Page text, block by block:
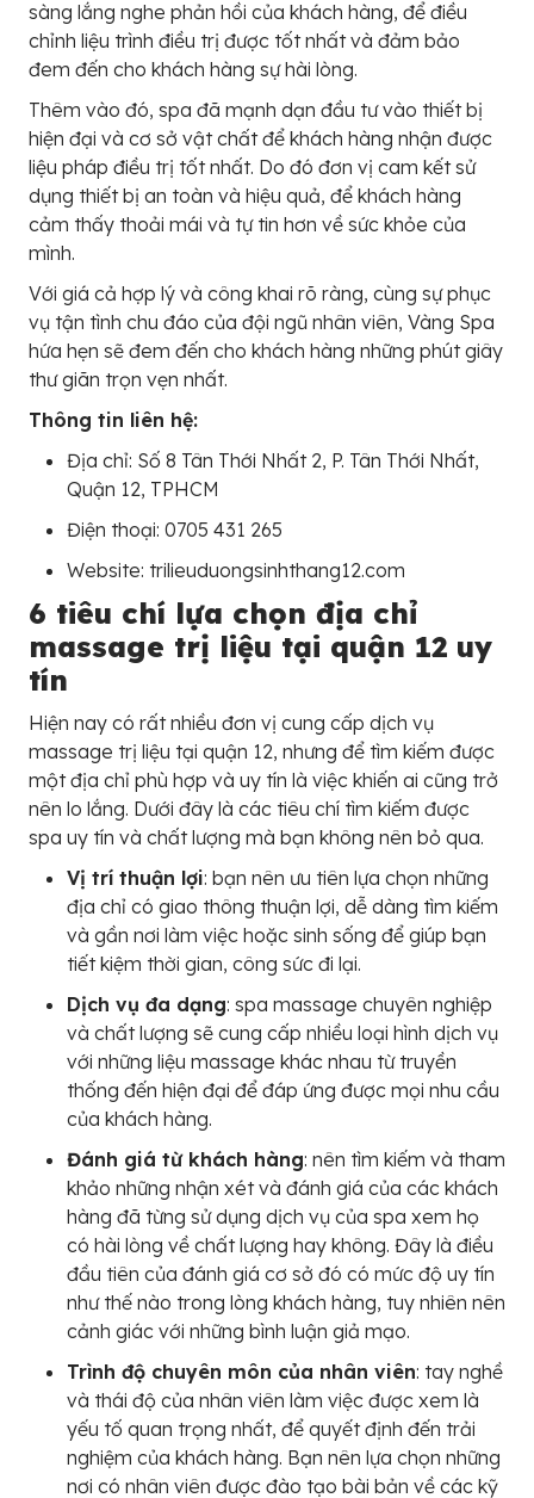
sàng lắng nghe phản hồi của khách hàng, để điều
chỉnh liệu trình điều trị được tốt nhất và đảm bảo
đem đến cho khách hàng sự hài lòng.
Thêm vào đó, spa đã mạnh dạn đầu tư vào thiết bị
hiện đại và cơ sở vật chất để khách hàng nhận được
liệu pháp điều trị tốt nhất. Do đó đơn vị cam kết sử
dụng thiết bị an toàn và hiệu quả, để khách hàng
cảm thấy thoải mái và tự tin hơn về sức khỏe của
mình.
Với giá cả hợp lý và công khai rõ ràng, cùng sự phục
vụ tận tình chu đáo của đội ngũ nhân viên, Vàng Spa
hứa hẹn sẽ đem đến cho khách hàng những phút giây
thư giãn trọn vẹn nhất.
Thông tin liên hệ:
Địa chỉ: Số 8 Tân Thới Nhất 2, P. Tân Thới Nhất,
Quận 12, TPHCM
Điện thoại: 0705 431 265
Website: trilieuduongsinhthang12.com
6 tiêu chí lựa chọn địa chỉ
massage trị liệu tại quận 12 uy
tín
Hiện nay có rất nhiều đơn vị cung cấp dịch vụ
massage trị liệu tại quận 12, nhưng để tìm kiếm được
một địa chỉ phù hợp và uy tín là việc khiến ai cũng trở
nên lo lắng. Dưới đây là các tiêu chí tìm kiếm được
spa uy tín và chất lượng mà bạn không nên bỏ qua.
Vị trí thuận lợi: bạn nên ưu tiên lựa chọn những
địa chỉ có giao thông thuận lợi, dễ dàng tìm kiếm
và gần nơi làm việc hoặc sinh sống để giúp bạn
tiết kiệm thời gian, công sức đi lại.
Dịch vụ đa dạng: spa massage chuyên nghiệp
và chất lượng sẽ cung cấp nhiều loại hình dịch vụ
với những liệu massage khác nhau từ truyền
thống đến hiện đại để đáp ứng được mọi nhu cầu
của khách hàng.
Đánh giá từ khách hàng: nên tìm kiếm và tham
khảo những nhận xét và đánh giá của các khách
hàng đã từng sử dụng dịch vụ của spa xem họ
có hài lòng về chất lượng hay không. Đây là điều
đầu tiên của đánh giá cơ sở đó có mức độ uy tín
như thế nào trong lòng khách hàng, tuy nhiên nên
cảnh giác với những bình luận giả mạo.
Trình độ chuyên môn của nhân viên: tay nghề
và thái độ của nhân viên làm việc được xem là
yếu tố quan trọng nhất, để quyết định đến trải
nghiệm của khách hàng. Bạn nên lựa chọn những
nơi có nhân viên được đào tạo bài bản về các kỹ